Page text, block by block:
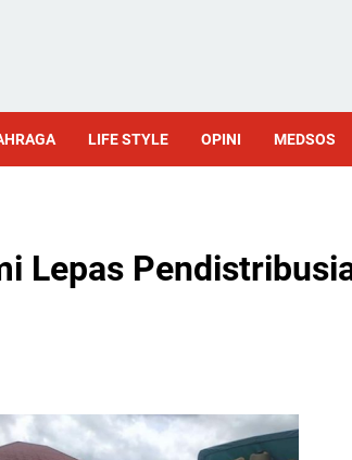
LIFE STYLE OPINI MEDSOS
Lepas